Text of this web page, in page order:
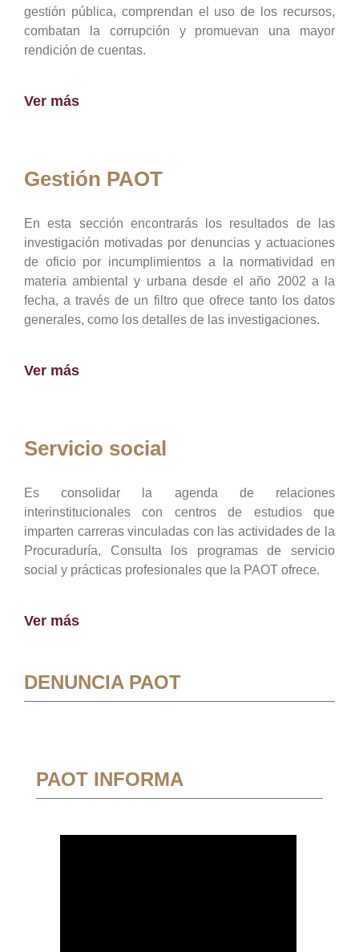
gestión pública, comprendan el uso de los recursos,
combatan la corrupción y promuevan una mayor
rendición de cuentas.
Ver más
Gestión PAOT
En esta sección encontrarás los resultados de las
investigación motivadas por denuncias y actuaciones
de oficio por incumplimientos a la normatividad en
materia ambiental y urbana desde el año 2002 a la
fecha, a través de un filtro que ofrece tanto los datos
generales, como los detalles de las investigaciones.
Ver más
Servicio social
Es consolidar la agenda de relaciones
interinstitucionales con centros de estudios que
imparten carreras vinculadas con las actividades de la
Procuraduría, Consulta los programas de servicio
social y prácticas profesionales que la PAOT ofrece.
Ver más
DENUNCIA PAOT
PAOT INFORMA